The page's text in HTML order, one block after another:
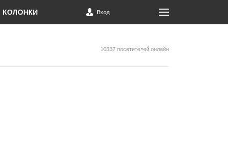
КОЛОНКИ Вход
10337 посетителей онлайн